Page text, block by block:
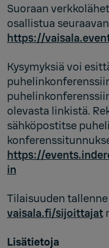
Suoraan
osallistua
https://
Kysymyksiä voi
olevasta linkistä.
sähköpostitse
https://
in
Tilaisuuden
vaisala.fi/sijoittajat
Lisätietoja